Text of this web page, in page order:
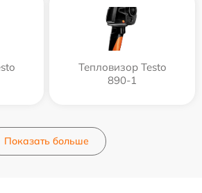
Тепловизор Testo
890-1
Показать больше